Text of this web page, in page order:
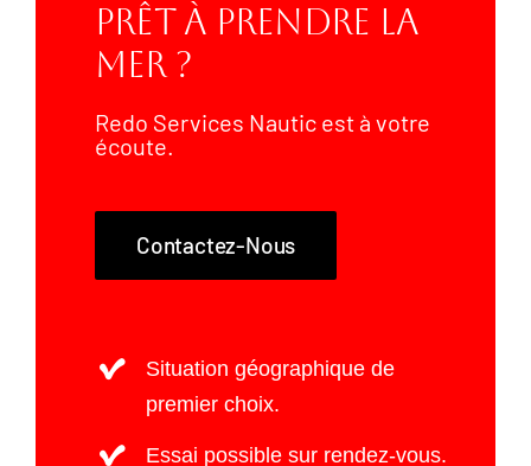
Prêt À Prendre La
Mer ?
Redo Services Nautic est à votre
écoute.
Contactez-Nous
Situation géographique de
premier choix.
Essai possible sur rendez-vous.